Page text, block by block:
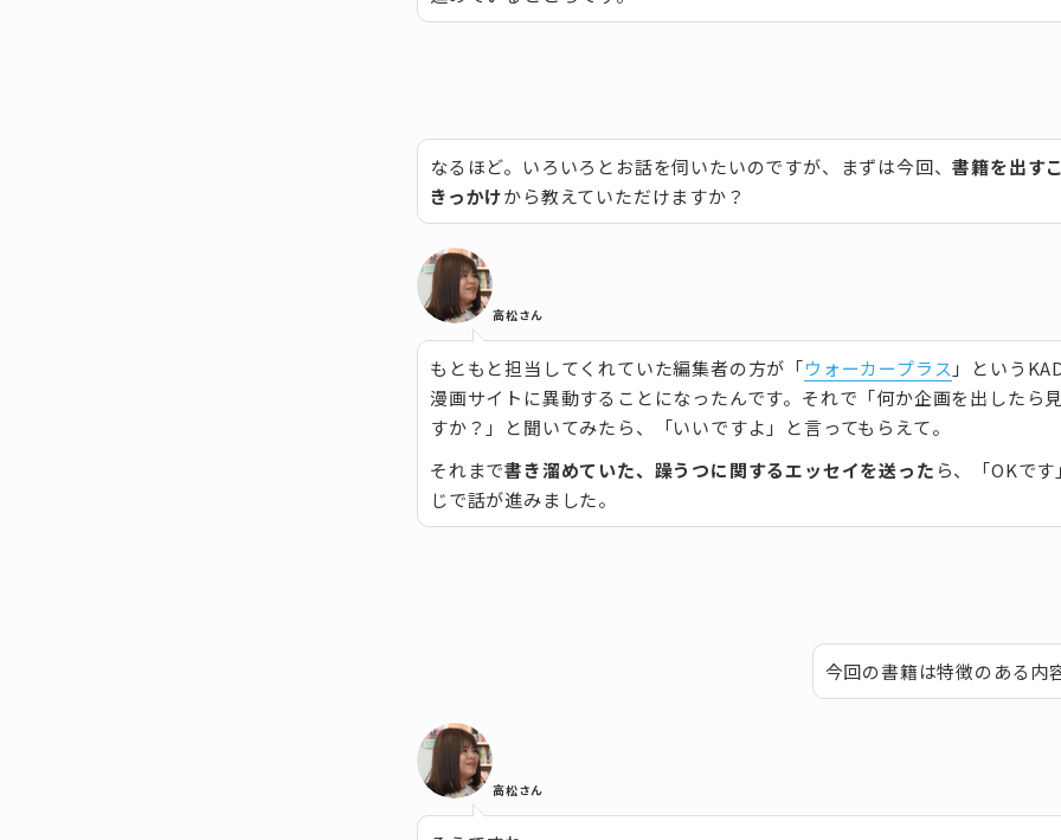
なるほど。いろいろとお話を伺いたいのですが、まずは今回、書籍を出す
きっかけから教えていただけますか？
高松さん
もともと担当してくれていた編集者の方が「ウォーカープラス 」という
漫画サイトに異動することになったんです。それで「何か企画を出したら
すか？」と聞いてみたら、「いいですよ」と言ってもらえて。
それまで書き溜めていた、躁うつに関するエッセイを送った ら、「OKで
じで話が進みました。
今回の書籍は特徴のある内
高松さん